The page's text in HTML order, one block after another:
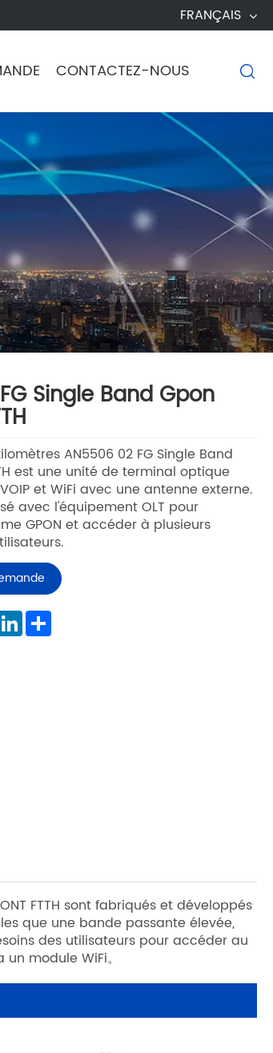
FRANÇAIS
CONTACTEZ-NOUS 
Single Band Gpon
AN5506 02 FG Single Band
est une unité de terminal optique
VOIP et WiFi avec une antenne externe.
avec l'équipement OLT pour
GPON et accéder à plusieurs
LinkedInShare
FTTH sont fabriqués et développés
que une bande passante élevée,
des utilisateurs pour accéder au
module WiFi。